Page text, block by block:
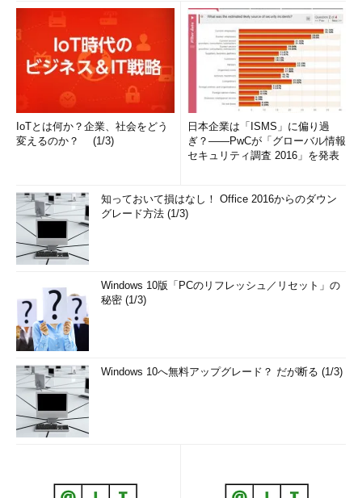
IoTとは何か？企業、社会をどう
変えるのか？ (1/3)
日本企業は「ISMS」に偏り過
ぎ？――PwCが「グローバル情報
セキュリティ調査 2016」を発表
知っておいて損はなし！ Office 2016からのダウン
グレード方法 (1/3)
Windows 10版「PCのリフレッシュ／リセット」の
秘密 (1/3)
Windows 10へ無料アップグレード？ だが断る (1/3)